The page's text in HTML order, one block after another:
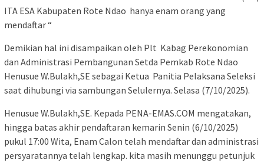
ITA ESA Kabupaten Rote Ndao hanya enam orang yang
mendaftar “
Demikian hal ini disampaikan oleh Plt Kabag Perekonomian
dan Administrasi Pembangunan Setda Pemkab Rote Ndao
Henusue W.Bulakh,SE sebagai Ketua Panitia Pelaksana Seleksi
saat dihubungi via sambungan Selulernya. Selasa (7/10/2025).
Henusue W.Bulakh,SE. Kepada PENA-EMAS.COM mengatakan,
hingga batas akhir pendaftaran kemarin Senin (6/10/2025)
pukul 17:00 Wita, Enam Calon telah mendaftar dan administrasi
persyaratannya telah lengkap. kita masih menunggu petunjuk